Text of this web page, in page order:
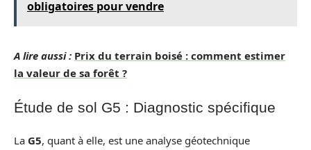
obligatoires pour vendre
A lire aussi : Prix du terrain boisé : comment estimer
la valeur de sa forêt ?
Étude de sol G5 : Diagnostic spécifique
La G5, quant à elle, est une analyse géotechnique